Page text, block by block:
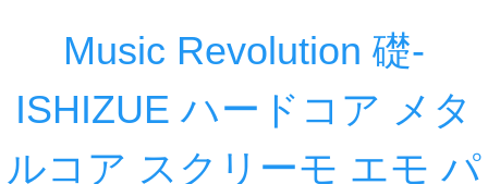
Music Revolution 礎-
ISHIZUE ハードコア メタ
ルコア スクリーモ エモ パ